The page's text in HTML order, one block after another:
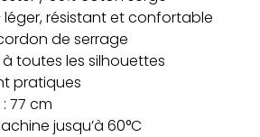
léger, résistant et confortable
de serrage
toutes les silhouettes
pratiques
77 cm
jusqu’à 60°C